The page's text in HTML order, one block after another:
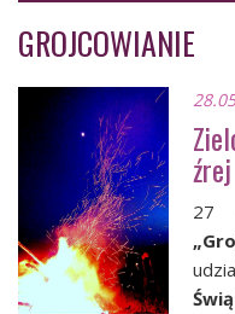
GROJCOWIANIE
źrej
27